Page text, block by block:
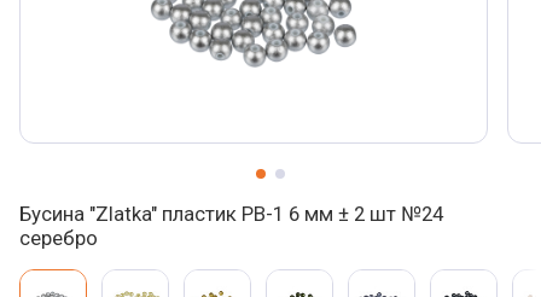
Бусина "Zlatka" пластик PB-1 6 мм ± 2 шт №24
серебро
Варианты товара, краткая характеристика